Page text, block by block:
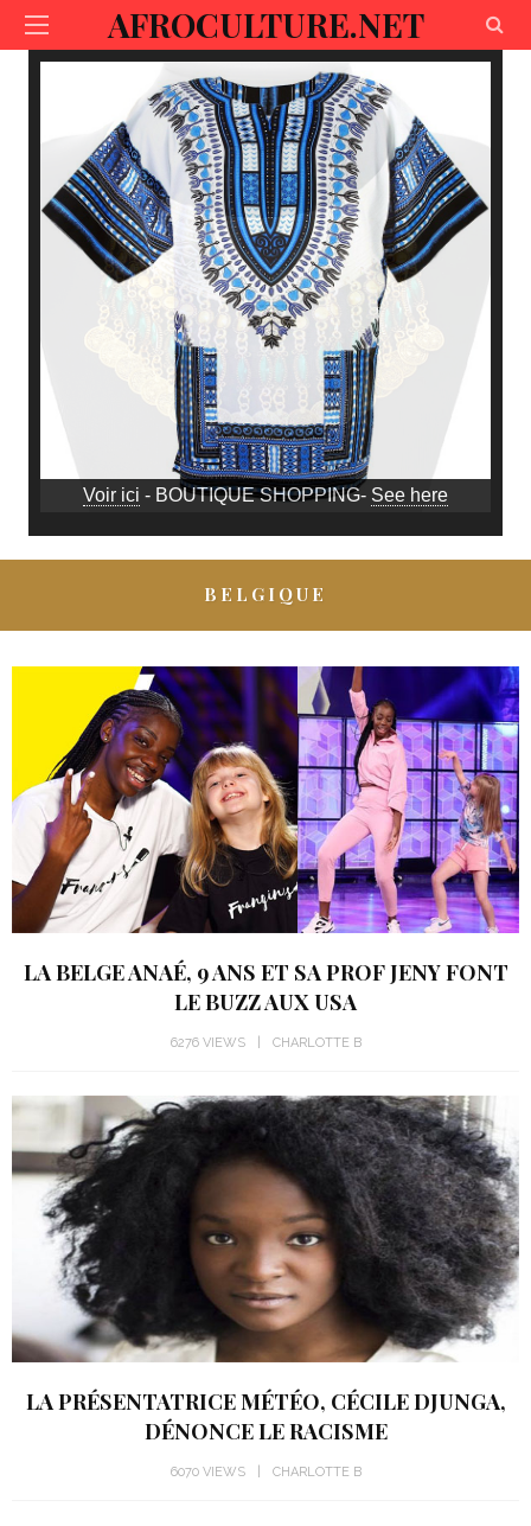
AFROCULTURE.NET
Voir ici - BOUTIQUE SHOPPING- See here
BELGIQUE
LA BELGE ANAÉ, 9 ANS ET SA PROF JENY FONT
LE BUZZ AUX USA
6276 VIEWS CHARLOTTE B
LA PRÉSENTATRICE MÉTÉO, CÉCILE DJUNGA,
DÉNONCE LE RACISME
6070 VIEWS CHARLOTTE B